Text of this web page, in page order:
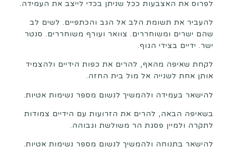
לפרוס את האצבעות ככל שניתן בכדי לייצב את העמידה.
להעביר את תשומת הלב אל הגב והכתפיים. לשים לב
שהם ישרים ומשוחררים. צוואר ועורף משוחררים. סנטר
ישר. ידיים בצידי הגוף.
לקחת שאיפה מהאף, להרים את כפות הידיים ולהצמיד
אותן אחת לשנייה אל מול בית החזה.
להישאר בעמידה ולהמשיך לנשום מספר נשימות אטיות.
בשאיפה הבאה, להרים את הזרועות עם הידיים צמודות
לתקרה ולמיין פסגת הר משולשת וגבוהה.
להישאר בתנוחה ולהמשיך לנשום מספר נשימות אטיות.